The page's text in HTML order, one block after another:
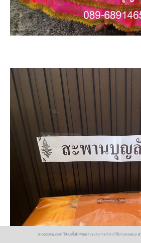
BlogGang.com ใช้คุกกี้เพื่อพัฒนาประสบการณ์การใช้งานของคุณ อ่